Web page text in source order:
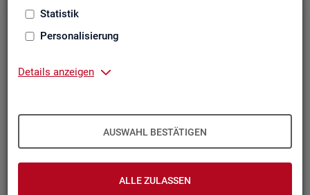
Statistik
Personalisierung
Details anzeigen
AUSWAHL BESTÄTIGEN
ALLE ZULASSEN
Kon­takt, Feed­back und Kri­tik